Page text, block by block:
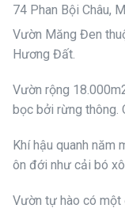
74 Phan Bội Châu,
Vườn Măng Đen
Hương Đất.
Vườn rộng
bọc bởi rừng thông.
Khí hậu quanh năm
ôn đới như cải bó
Vườn tự hào có một